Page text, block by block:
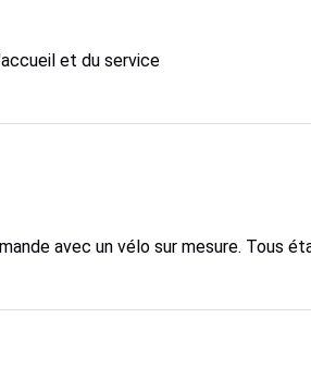
et du service
avec un vélo sur mesure. Tous